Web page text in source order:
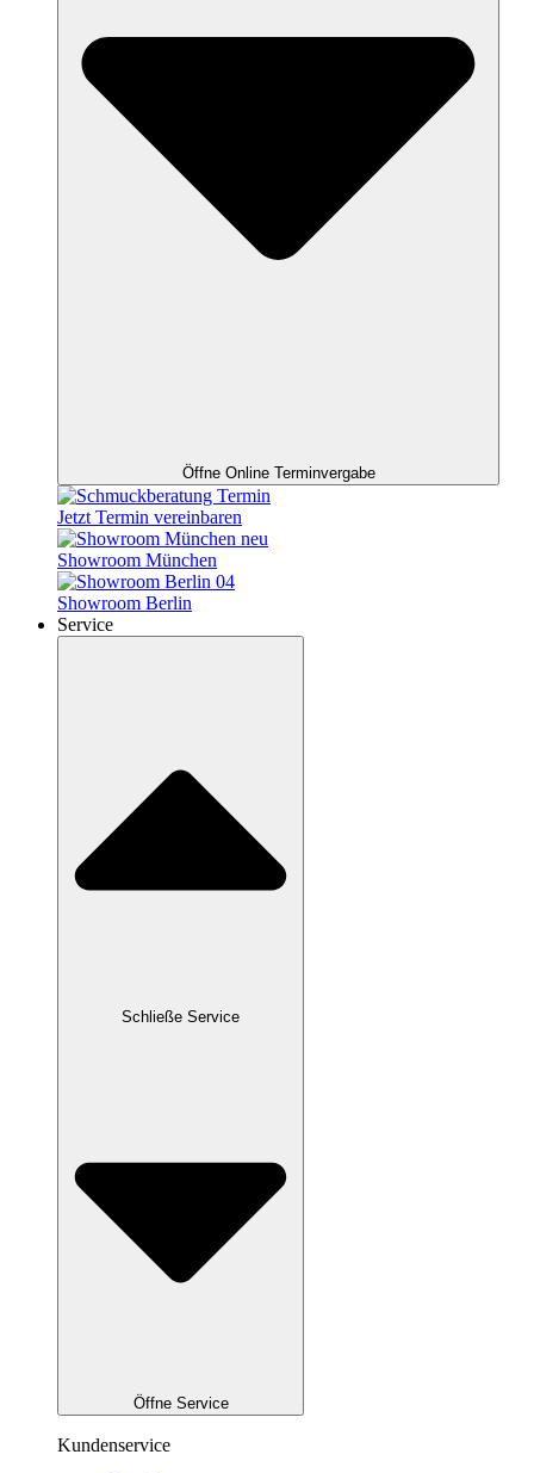
Öffne Online Terminvergabe
Jetzt Termin vereinbaren
Showroom München
Showroom Berlin
Service
Schließe Service
Öffne Service
Kundenservice